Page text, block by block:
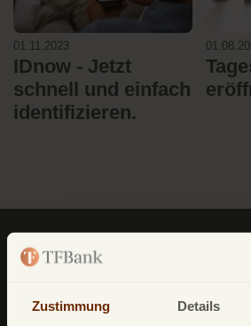
Zustimmung Details
01.11.2023
IDnow - Jetzt
schnell und einfach
identifizieren.